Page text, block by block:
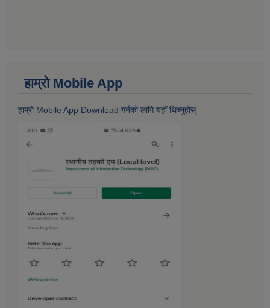
हाम्राे Mobile App
हाम्राे Mobile App Download गर्नकाे लागि यहाँ थिच्नुहोस्‌